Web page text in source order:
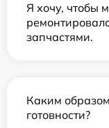
Я хочу, чтобы
запчастями.
Каким
готовности?